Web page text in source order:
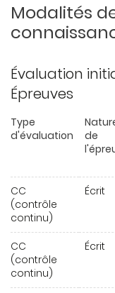
Modalités
Évaluation
Épreuves
Type
d'évaluation
de
CC
(contrôle
continu)
Écrit
CC
(contrôle
continu)
Écrit